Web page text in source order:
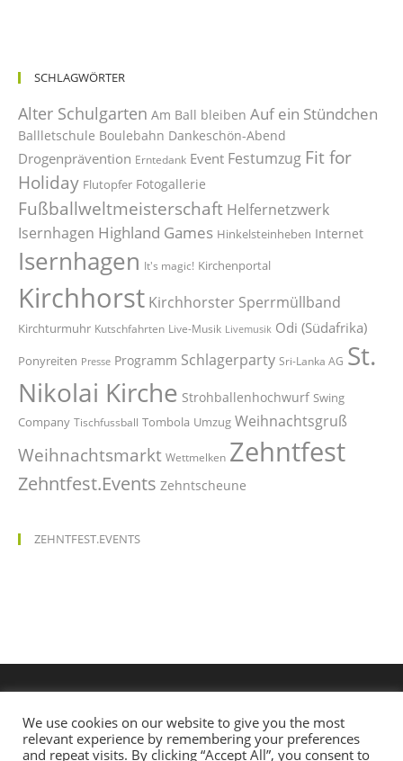
SCHLAGWÖRTER
Alter Schulgarten Am Ball bleiben Auf ein Stündchen
Ballletschule Boulebahn Dankeschön-Abend
Drogenprävention Erntedank Event Festumzug Fit for
Holiday Flutopfer Fotogallerie
Fußballweltmeisterschaft Helfernetzwerk
Isernhagen Highland Games Hinkelsteinheben Internet
Isernhagen It's magic! Kirchenportal
Kirchhorst Kirchhorster Sperrmüllband
Kirchturmuhr Kutschfahrten Live-Musik Livemusik Odi (Südafrika)
Ponyreiten Presse Programm Schlagerparty Sri-Lanka AG St.
Nikolai Kirche Strohballenhochwurf Swing
Company Tischfussball Tombola Umzug Weihnachtsgruß
Weihnachtsmarkt Wettmelken Zehntfest
Zehntfest.Events Zehntscheune
ZEHNTFEST.EVENTS
We use cookies on our website to give you the most
relevant experience by remembering your preferences
and repeat visits. By clicking “Accept All”, you consent to